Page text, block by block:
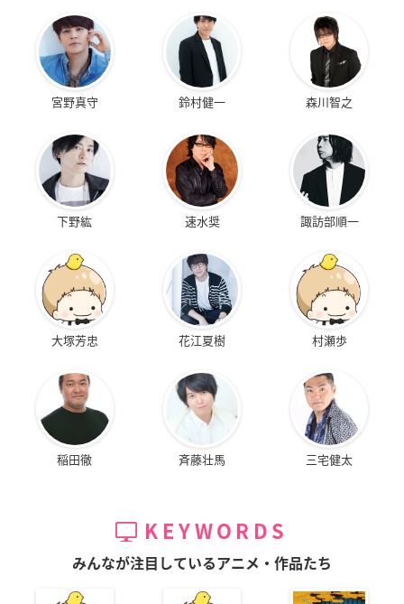
宮野真守 鈴村健一 森川智之
下野紘 速水奨 諏訪部順一
大塚芳忠 花江夏樹 村瀬歩
稲田徹 斉藤壮馬 三宅健太
KEYWORDS
みんなが注目しているアニメ・作品たち